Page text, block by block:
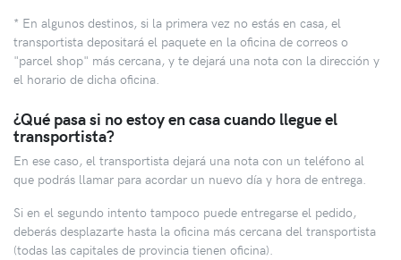
* En algunos destinos, si la primera vez no estás en casa, el
transportista depositará el paquete en la oficina de correos o
"parcel shop" más cercana, y te dejará una nota con la dirección y
el horario de dicha oficina.
¿Qué pasa si no estoy en casa cuando llegue el
transportista?
En ese caso, el transportista dejará una nota con un teléfono al
que podrás llamar para acordar un nuevo día y hora de entrega.
Si en el segundo intento tampoco puede entregarse el pedido,
deberás desplazarte hasta la oficina más cercana del transportista
(todas las capitales de provincia tienen oficina).